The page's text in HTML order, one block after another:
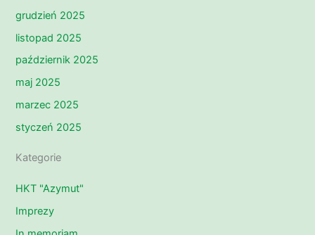
grudzień 2025
listopad 2025
październik 2025
maj 2025
marzec 2025
styczeń 2025
Kategorie
HKT "Azymut"
Imprezy